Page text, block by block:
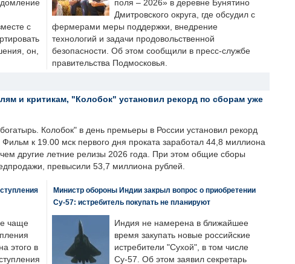
с
он,
поля – 2026» в деревне Бунятино
Дмитровского округа, где обсудил с
фермерами меры поддержки, внедрение
технологий и задачи продовольственной
безопасности. Об этом сообщили в пресс-службе
правительства Подмосковья.
и критикам, "Колобок" установил рекорд по сборам уже
Колобок" в день премьеры в России установил рекорд
к 19.00 мск первого дня проката заработал 44,8 миллиона
другие летние релизы 2026 года. При этом общие сборы
превысили 53,7 миллиона рублей.
чаще
этого в
Министр обороны Индии закрыл вопрос о приобретении
Су-57: истребитель покупать не планируют
Индия не намерена в ближайшее
время закупать новые российские
истребители "Сухой", в том числе
Су-57. Об этом заявил секретарь